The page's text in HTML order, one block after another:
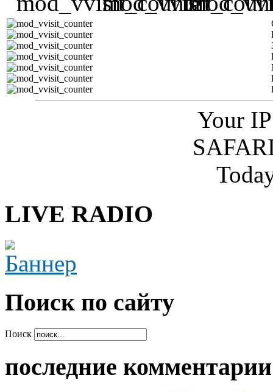
Your
LIVE RADIO
Поиcк по сайту
Поиск
последние комментарии